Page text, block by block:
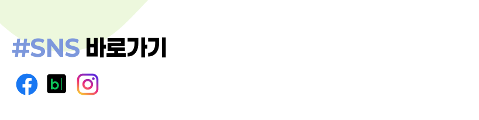
#SNS바로가기